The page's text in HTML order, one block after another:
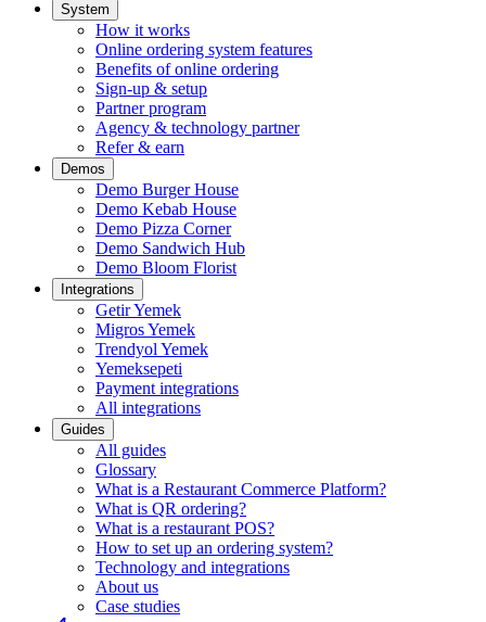
System
How it works
Online ordering system features
Benefits of online ordering
Sign-up & setup
Partner program
Agency & technology partner
Refer & earn
Demos
Demo Burger House
Demo Kebab House
Demo Pizza Corner
Demo Sandwich Hub
Demo Bloom Florist
Integrations
Getir Yemek
Migros Yemek
Trendyol Yemek
Yemeksepeti
Payment integrations
All integrations
Guides
All guides
Glossary
What is a Restaurant Commerce Platform?
What is QR ordering?
What is a restaurant POS?
How to set up an ordering system?
Technology and integrations
About us
Case studies